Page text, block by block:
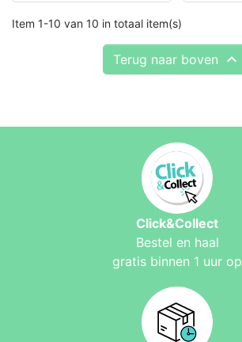
Item 1-10 van 10 in totaal item(s)
Terug naar boven 
Click&Collect
Bestel en haal
gratis binnen 1 uur op